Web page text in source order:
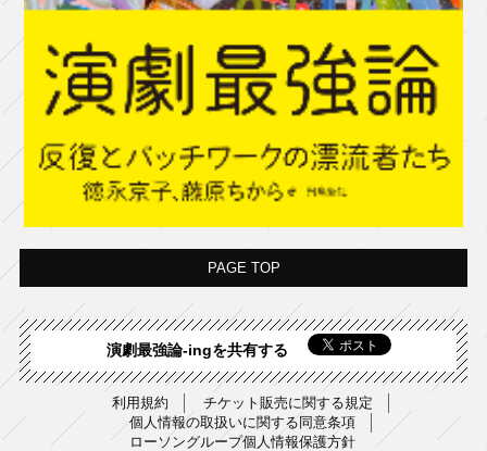
PAGE TOP
演劇最強論-ingを共有する
利用規約
チケット販売に関する規定
個人情報の取扱いに関する同意条項
ローソングループ個人情報保護方針